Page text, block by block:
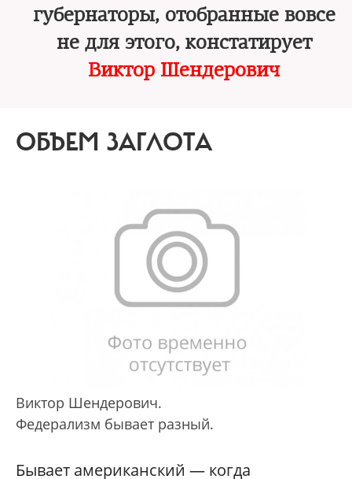
губернаторы, отобранные вовсе
не для этого, констатирует
Виктор Шендерович
ОБЪЕМ ЗАГЛОТА
Виктор Шендерович.
Федерализм бывает разный.
Бывает американский — когда